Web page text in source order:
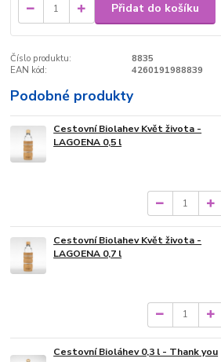
Přidat do košíku
Číslo produktu:
8835
EAN kód:
4260191988839
Podobné produkty
Cestovní Biolahev Květ života -
LAGOENA 0,5 l
Cestovní Biolahev Květ života -
LAGOENA 0,7 l
Cestovní Bioláhev 0,3 l - Thank you